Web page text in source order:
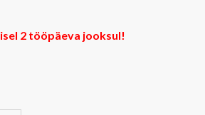
2 tööpäeva jooksul!